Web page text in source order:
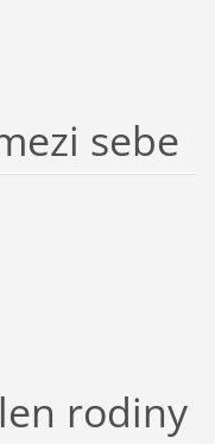
sebe
rodiny